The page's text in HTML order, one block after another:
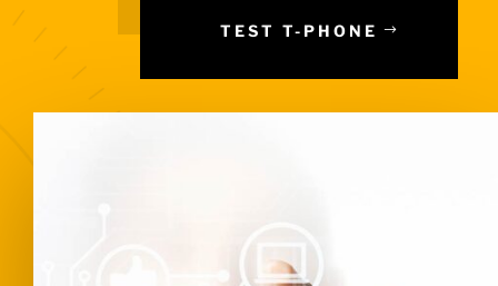
TEST T-PHONE